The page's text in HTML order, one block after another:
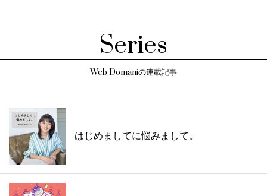
Series
Web Domaniの連載記事
はじめましてに悩みまして。